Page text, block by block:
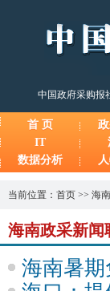
中国政府采购报
首 页
IT
数据分析
当前位置： 首页 >> 海
海南政采新闻
海南暑